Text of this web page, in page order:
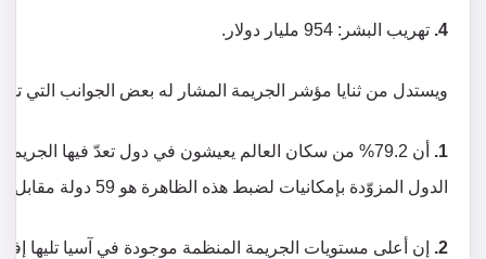
4. تهريب البشر: 954 مليار دولار.
ويستدل من ثنايا مؤشر الجريمة المشار له بعض الجوانب التي
1.
الدول المزوّدة بإمكانيات لضبط هذه الظاهرة هو 59 دولة مقابل 134 دولة ليست مزودة بهذه الإمكانيات.
2. إن أعلى مستويات الجريمة المنظمة موجودة في آسيا تليها إفريقيا بمعدل 5.30